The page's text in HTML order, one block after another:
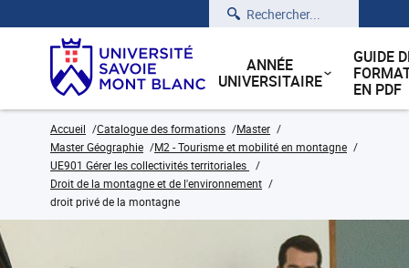
Rechercher
ANNÉE
UNIVERSITAIRE
GUIDE
EN PDF
Accueil Catalogue des formations
Master
Master Géographie
M2 - Tourisme et mobilité en montagne
UE901 Gérer les collectivités territoriales
Droit de la montagne et de l'environnement
droit privé de la montagne